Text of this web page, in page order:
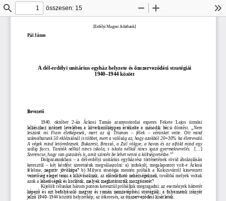
Keresés
összesen: 15
Kicsinyítés
Erdélyi Magyar Adatbank]
Pál János
A dél-erdélyi unitárius egyház helyzete és önszerveződési stratégiái
1940–1944 között
Bevezető
1940. október 2-án Árkosi Tamás aranyostordai esperes Fekete Lajos
ürmösi
lelkészhez  intézett levelében a következőképpen értékelte a  második  bécsi döntést.
„Nem
leszünk mi Fiam életképesek, mert az új Trianon – félek – vérünket vette. Ott mind
számolhatunk 50 eklézsiánál is többet, mert a valóság az, hogy azokból 20−30% ha életrevaló.
A  végek  mind  letöredeznek.  Bukarest,  Brassó,  a  Zsil  völgye,  a  havas  és  az  alföld  mind  egy
szálig  fuccs.  Tanítók  nélkül  nincs  iskola,  s  iskola  nélkül  nincs  igazi  gyermeknevelés.
[...]
Szerencse, hogy van gutaütés is, amit szintén be lehet venni a költségvetésbe.”1
Dolgozatunkban – a  dél-erdélyi  unitárius  egyházrész  történetének  rövid  ábrázolásán
keresztül – két  kérdést  szeretnénk  megválaszolni: a)  indokolt,  megalapozott  volt-e  Árkosi
félelme,  negatív  jövőképe? b) Milyen  stratégia  mentén  próbált  a  Kolozsvárról  kinevezett
vezetőség eleget tenni a kihívásoknak, az előrelátható nehézségeknek, továbbá melyek voltak
azok a lehetőségek és korlátok, melyek meghatározták mozgásterét?
Kijelölt célunkat három ponton keresztül próbáljuk megragadni: az események hátterét
képező és azt befolyásoló magyar és román nemzetépítési stratégiák; a folyamatok irányát
jelző 1940–1944 közötti helyzetkép; az útkeresés, az önszerveződési kísérletek.